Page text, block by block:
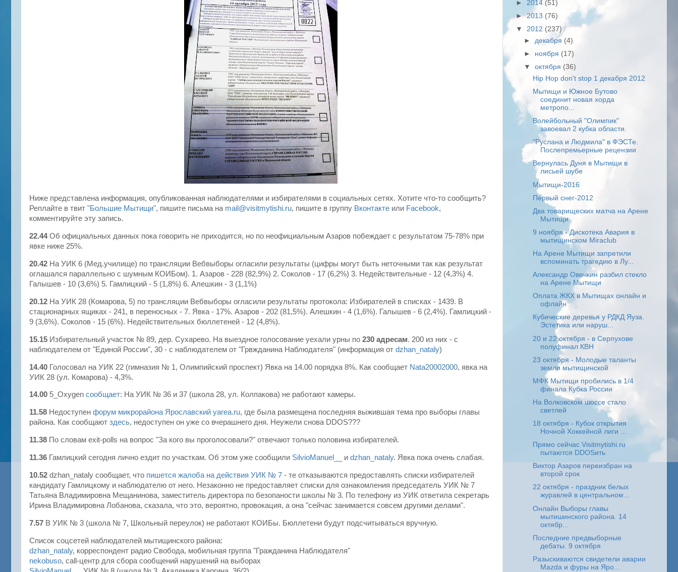
Ниже представлена информация, опубликованная наблюдателями и избирателями в социальных сетях. Хотите что-то сообщить?
Реплайте в твит "Большие Мытищи", пишите письма на mail@visitmytishi.ru, пишите в группу Bконтакте или Facebook,
комментируйте эту запись.
22.44Об официальных данных пока говорить не приходится, но по неофициальным Азаров побеждает с результатом 75-78% при
явке ниже 25%.
20.42 На УИК 6 (Мед.училище) по трансляции Вебвыборы огласили результаты (цифры могут быть неточными так как результат
оглашался параллельно с шумным КОИБом). 1. Азаров - 228 (82,9%) 2. Соколов - 17 (6,2%) 3. Недействительные - 12 (4,3%) 4.
Галышев - 10 (3,6%) 5. Гамлицкий - 5 (1,8%) 6. Алешкин - 3 (1,1%)
20.12 На УИК 28 (Комарова, 5) по трансляции Вебвыборы огласили результаты протокола: Избирателей в списках - 1439. В
стационарных ящиках - 241, в переносных - 7. Явка - 17%. Азаров - 202 (81,5%). Алешкин - 4 (1,6%). Галышев - 6 (2,4%). Гамлицкий -
9 (3,6%). Соколов - 15 (6%). Недействительных бюллетеней - 12 (4,8%).
15.15 Избирательный участок № 89, дер. Сухарево. На выездное голосование уехали урны по 230 адресам. 200 из них - с
наблюдателем от "Единой России", 30 - с наблюдателем от "Грвжданина Наблюдателя" (информация от dzhan_nataly)
14.40 Голосовал на УИК 22 (гимназия № 1, Олимпийский проспект) Явка на 14.00 порядка 8%. Как сообщает Nata20002000, явка на
УИК 28 (ул. Комарова) - 4,3%.
14.00 5_Oxygen сообщает: На УИК № 36 и 37 (школа 28, ул. Колпакова) не работают камеры.
11.58 Недоступен форум микрорайона Ярославский yarea.ru, где была размещена последняя выжившая тема про выборы главы
района. Как сообщают здесь, недоступен он уже со вчерашнего дня. Неужели снова DDOS???
11.38 По словам exit-polls на вопрос "За кого вы проголосовали?" отвечают только половина избирателей.
11.36 Гамлицкий сегодня лично ездит по участкам. Об этом уже сообщили SilvioManuel__ и dzhan_nataly. Явка пока очень слабая.
10.52 dzhan_nataly сообщает, что пишется жалоба на действия УИК № 7 - те отказываются предоставлять списки избирателей
кандидату Гамлицкому и наблюдателю от него. Незаконно не предоставляет списки для ознакомления председатель УИК № 7
Татьяна Владимировна Мещанинова, заместитель директора по безопаности школы № 3. По телефону из УИК ответила секретарь
Ирина Владимировна Лобанова, сказала, что это, вероятно, провокация, а она "сейчас занимается совсем другими делами".
7.57 В УИК № 3 (школа № 7, Школьный переулок) не работают КОИБы. Бюллетени будут подсчитываться вручную.
Список соцсетей наблюдателей мытищинского района:
dzhan_nataly, корреспондент радио Свобода, мобильная группа "Гражданина Наблюдателя"
nekobuso, call-центр для сбора сообщений нарушений на выборах
► 2014 (51)
►2013 (76)
▼ 2012 (237)
► декабря (4)
► ноября (17)
▼октября (36)
Hip Hop don't stop 1 декабря 2012
Мытищи и Южное Бутово
соединит новая хорда
метропо...
Волейбольный "Олимпик"
завоевал 2 кубка области.
"Руслана и Людмила" в ФЭСТе.
Послепремьерные рецензии
Вернулась Дуня в Мытищи в
лисьей шубе
Мытищи-2016
Первый снег-2012
Два товарищеских матча на Арене
Мытищи
9 ноября - Дискотека Авария в
мытищинском Miraclub
На Арене Мытищи запретили
вспоминать трагедию в Лу...
Александр Овечкин разбил стекло
на Арене Мытищи
Оплата ЖКХ в Мытищах онлайн и
офлайн
Кубические деревья у РДКД Яуза.
Эстетика или наруш...
20 и 22 октября - в Серпухове
полуфинал КВН
23 октября - Молодые таланты
земли мытищинской
МФК Мытищи пробились в 1/4
финала Кубка России
На Волковском шоссе стало
светлей
18 октября - Кубок открытия
Ночной Хоккейной лиги ...
Прямо сейчас Visitmytishi.ru
пытаются DDOSить
Виктор Азаров переизбран на
второй срок
22 октября - праздник белых
журавлей в центральном...
Онлайн Выборы главы
мытишинского района. 14
октябр...
Последние предвыборные
дебаты. 9 октября
Разыскиваются свидетели аварии
Mazda и фуры на Яро...